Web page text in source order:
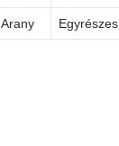
Arany Egyrészes